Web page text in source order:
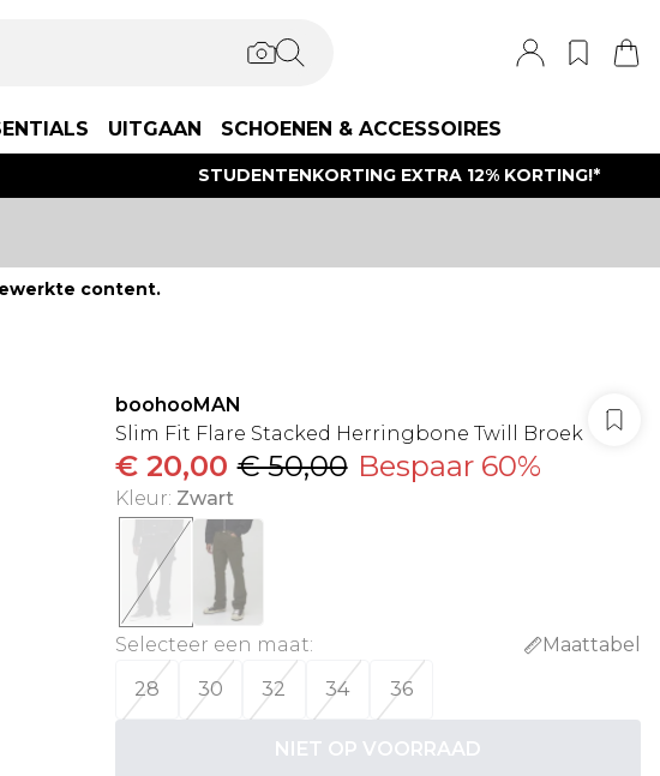
UITGAAN SCHOENEN & ACCESSOIRES
STUDENTENKORTING EXTRA 12% KORTING!*
content.
boohooMAN
Slim Fit Flare Stacked Herringbone Twill Broek
€ 20,00 € 50,00 Bespaar 60%
Kleur: Zwart
Selecteer een maat:
Maattabel
28
30 32 34 36
NIET OP VOORRAAD